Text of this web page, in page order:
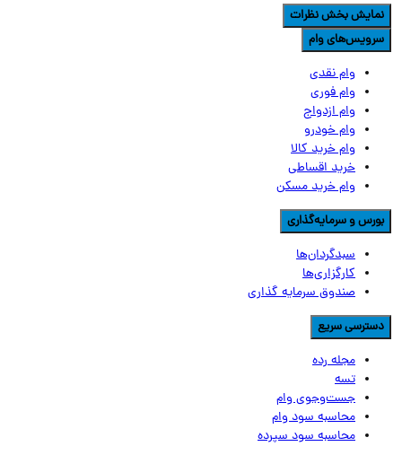
بخش نظرات
وام
وام نقدی
وام فوری
وام ازدواج
وام خودرو
وام خرید کالا
خرید اقساطی
وام خرید مسکن
و سرمایه‌گذاری
سبدگردان‌ها
کارگزاری‌ها
صندوق سرمایه گذاری
سریع
مجله رده
تسه
جست‌وجوی وام
محاسبه سود وام
محاسبه سود سپرده